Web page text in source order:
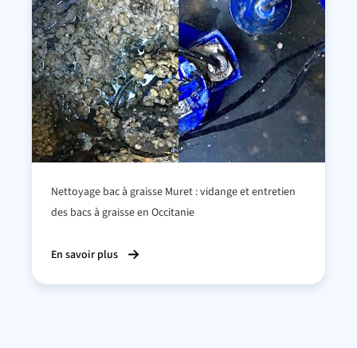
Nettoyage bac à graisse Muret : vidange et entretien
des bacs à graisse en Occitanie
En savoir plus